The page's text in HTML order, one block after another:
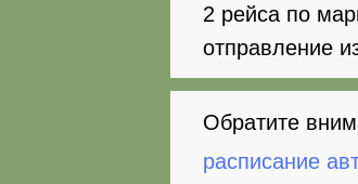
2 рейса по
отправление
Обратите
расписание